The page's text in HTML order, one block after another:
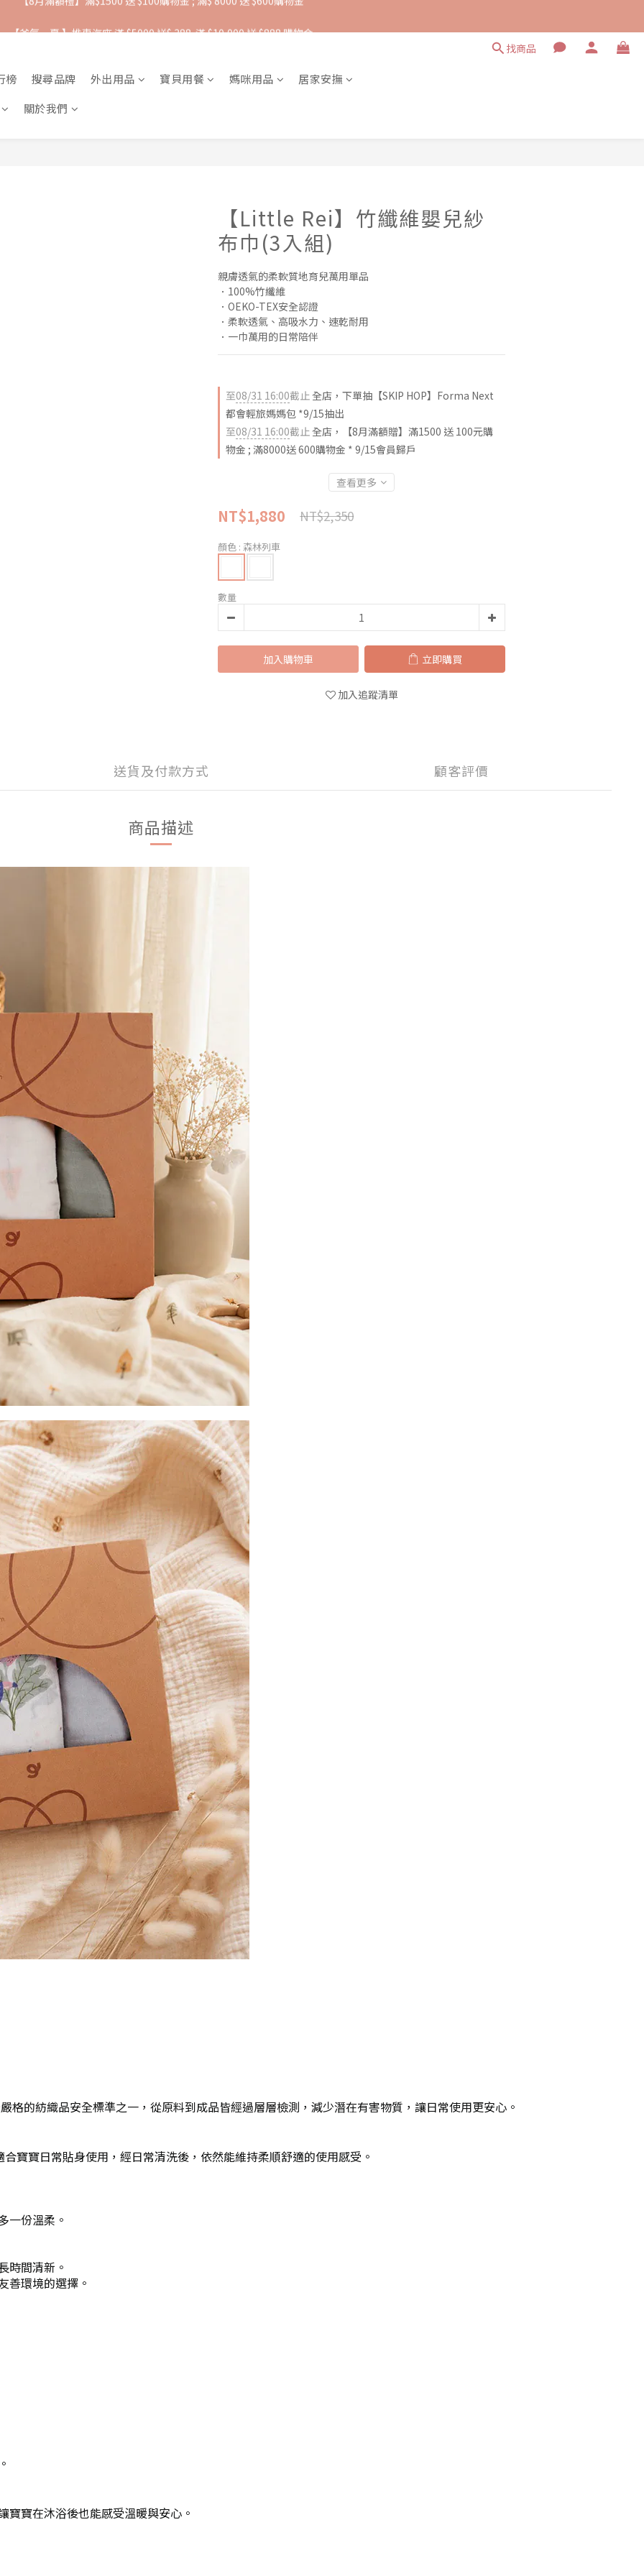
找商品
榜 搜尋品牌 外出用品 寶貝用餐 媽咪用品
居家安撫
關於我們
【Little Rei】竹纖維嬰兒紗
布巾(3入組)
親膚透氣的柔軟質地育兒萬用單品
．100%竹纖維
．OEKO-TEX安全認證
．柔軟透氣、高吸水力、速乾耐用
．一巾萬用的日常陪伴
至08/31 16:00截止 全店，下單抽【SKIP HOP】Forma Next
都會輕旅媽媽包 *9/15抽出
至08/31 16:00截止 全店，【8月滿額贈】滿1500 送 100元購
物金 ; 滿8000送 600購物金 * 9/15會員歸戶
查看更多
NT$1,880 NT$2,350
顏色 : 森林列車
數量
加入購物車 立即購買
加入追蹤清單
送貨及付款方式 顧客評價
商品描述
格的紡織品安全標準之一， 從原料到成品皆經過層層檢測，減少潛在有害物質，讓日常使用更安心。
合寶寶日常貼身使用，經日常清洗後，依然能維持柔順舒適的使用感受。
一份溫柔。
時間清新。
善環境的選擇。
寶寶在沐浴後也能感受溫暖與安心。